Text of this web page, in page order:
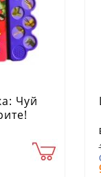
Чуй